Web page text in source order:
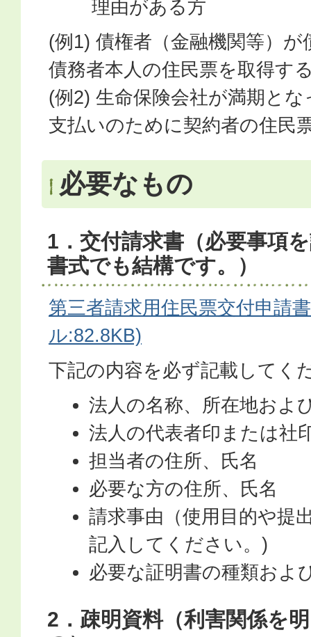
理由がある方
(例1) 債権者（金融機関等）
債務者本人の住民票を取得す
(例2) 生命保険会社が満期と
支払いのために契約者の住民
必要なもの
1．交付請求書（必要事項
書式でも結構です。）
第三者請求用住民票交付申請
ル:82.8KB)
下記の内容を必ず記載してく
法人の名称、所在地およ
法人の代表者印または社
担当者の住所、氏名
必要な方の住所、氏名
請求事由（使用目的や提
記入してください。)
必要な証明書の種類およ
2．疎明資料（利害関係を